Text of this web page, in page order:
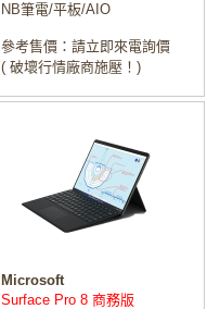
NB筆電/平板/AIO
參考售價：請立即來電詢價
( 破壞行情廠商施壓！)
Microsoft
Surface Pro 8 商務版